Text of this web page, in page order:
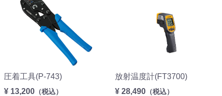
圧着工具(P-743)
¥ 13,200 （税込）
放射温度計(FT3700)
¥ 28,490 （税込）